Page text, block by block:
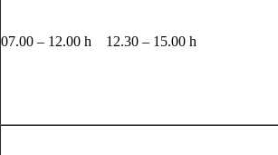
07.00 – 12.00 h 12.30 – 15.00 h